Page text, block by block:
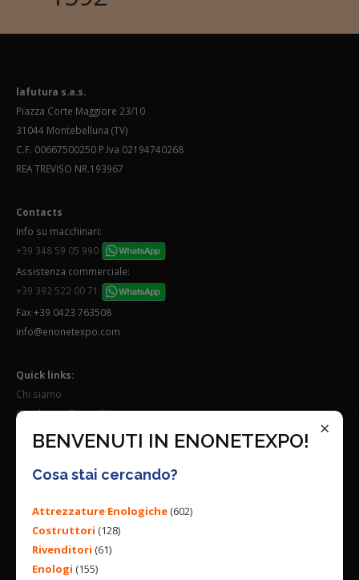
×
BENVENUTI IN ENONETEXPO!
Cosa stai cercando?
Attrezzature Enologiche(602)
Costruttori (128)
Rivenditori (61)
Enologi (155)
lafutura s.a.s.
Piazza Corte Maggiore 23/10
31044 Montebelluna (TV)
C.F. 00667500250 P.Iva 02194740268
REA TREVISO NR.193967
Contacts
Info su macchinari:
+39 348 59 05 990
Assistenza commerciale:
+39 392 522 00 71
Fax +39 0423 763508
info@enonetexpo.com
Quick links:
Chi siamo
Condizioni Generali
Lavora con noi
Seguici su: